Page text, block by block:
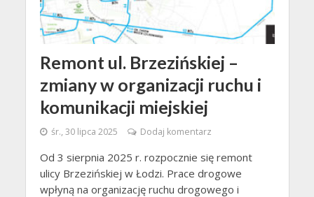
Remont ul. Brzezińskiej –
zmiany w organizacji ruchu i
komunikacji miejskiej
śr., 30 lipca 2025 Dodaj komentarz
Od 3 sierpnia 2025 r. rozpocznie się remont
ulicy Brzezińskiej w Łodzi. Prace drogowe
wpłyną na organizację ruchu drogowego i